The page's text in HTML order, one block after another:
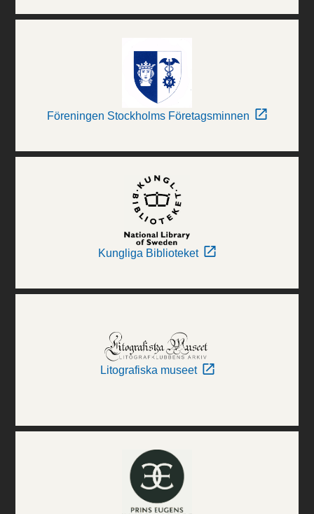
Föreningen Stockholms Företagsminnen
Kungliga Biblioteket
Litografiska museet